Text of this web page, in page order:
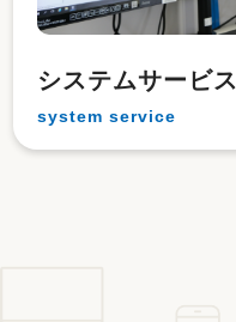
システムサービス